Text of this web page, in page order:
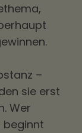
–
sie erst
Wer
beginnt